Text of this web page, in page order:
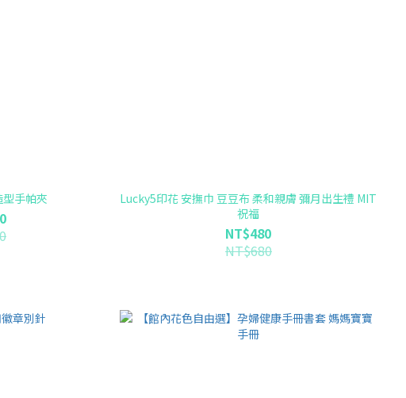
手帕夾
Lucky5印花 安撫巾 豆豆布 柔和親膚 彌月出生禮 MIT
祝福
NT$480
NT$680